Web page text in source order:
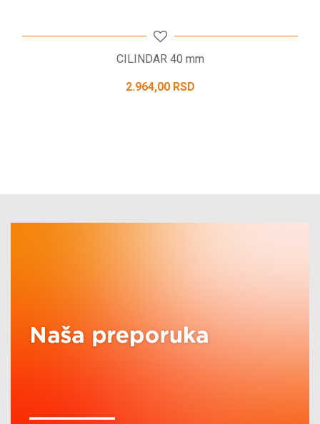
CILINDAR 40 mm
2.964,00 RSD